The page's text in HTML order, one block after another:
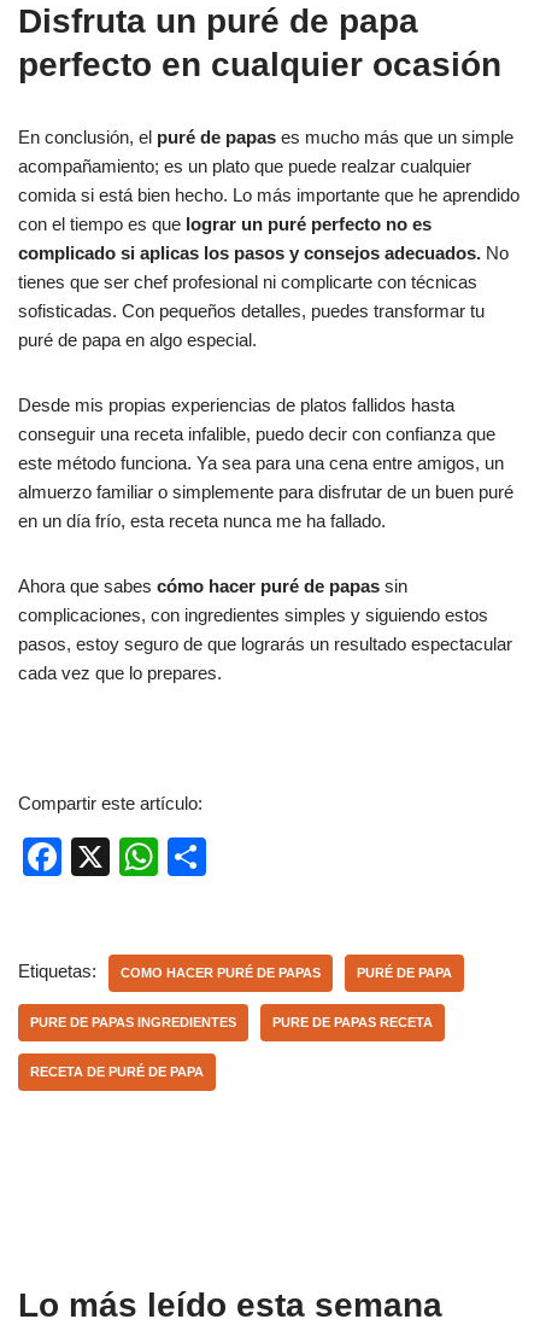
Disfruta un puré de papa
perfecto en cualquier ocasión
En conclusión, el puré de papas es mucho más que un simple
acompañamiento; es un plato que puede realzar cualquier
comida si está bien hecho. Lo más importante que he aprendido
con el tiempo es que lograr un puré perfecto no es
complicado si aplicas los pasos y consejos adecuados. No
tienes que ser chef profesional ni complicarte con técnicas
sofisticadas. Con pequeños detalles, puedes transformar tu
puré de papa en algo especial.
Desde mis propias experiencias de platos fallidos hasta
conseguir una receta infalible, puedo decir con confianza que
este método funciona. Ya sea para una cena entre amigos, un
almuerzo familiar o simplemente para disfrutar de un buen puré
en un día frío, esta receta nunca me ha fallado.
Ahora que sabes cómo hacer puré de papas sin
complicaciones, con ingredientes simples y siguiendo estos
pasos, estoy seguro de que lograrás un resultado espectacular
cada vez que lo prepares.
Compartir este artículo:
F
e
b
o
o
X
W
s
A
p
p
p
ar
tir
Etiquetas: COMO HACER PURÉ DE PAPAS PURÉ DE PAPA
PURE DE PAPAS INGREDIENTES PURE DE PAPAS RECETA
RECETA DE PURÉ DE PAPA
Lo más leído esta semana